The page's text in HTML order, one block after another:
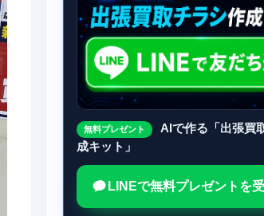
無料プレゼント
AIで作る「出張買
成キット」
LINEで無料プレゼントを